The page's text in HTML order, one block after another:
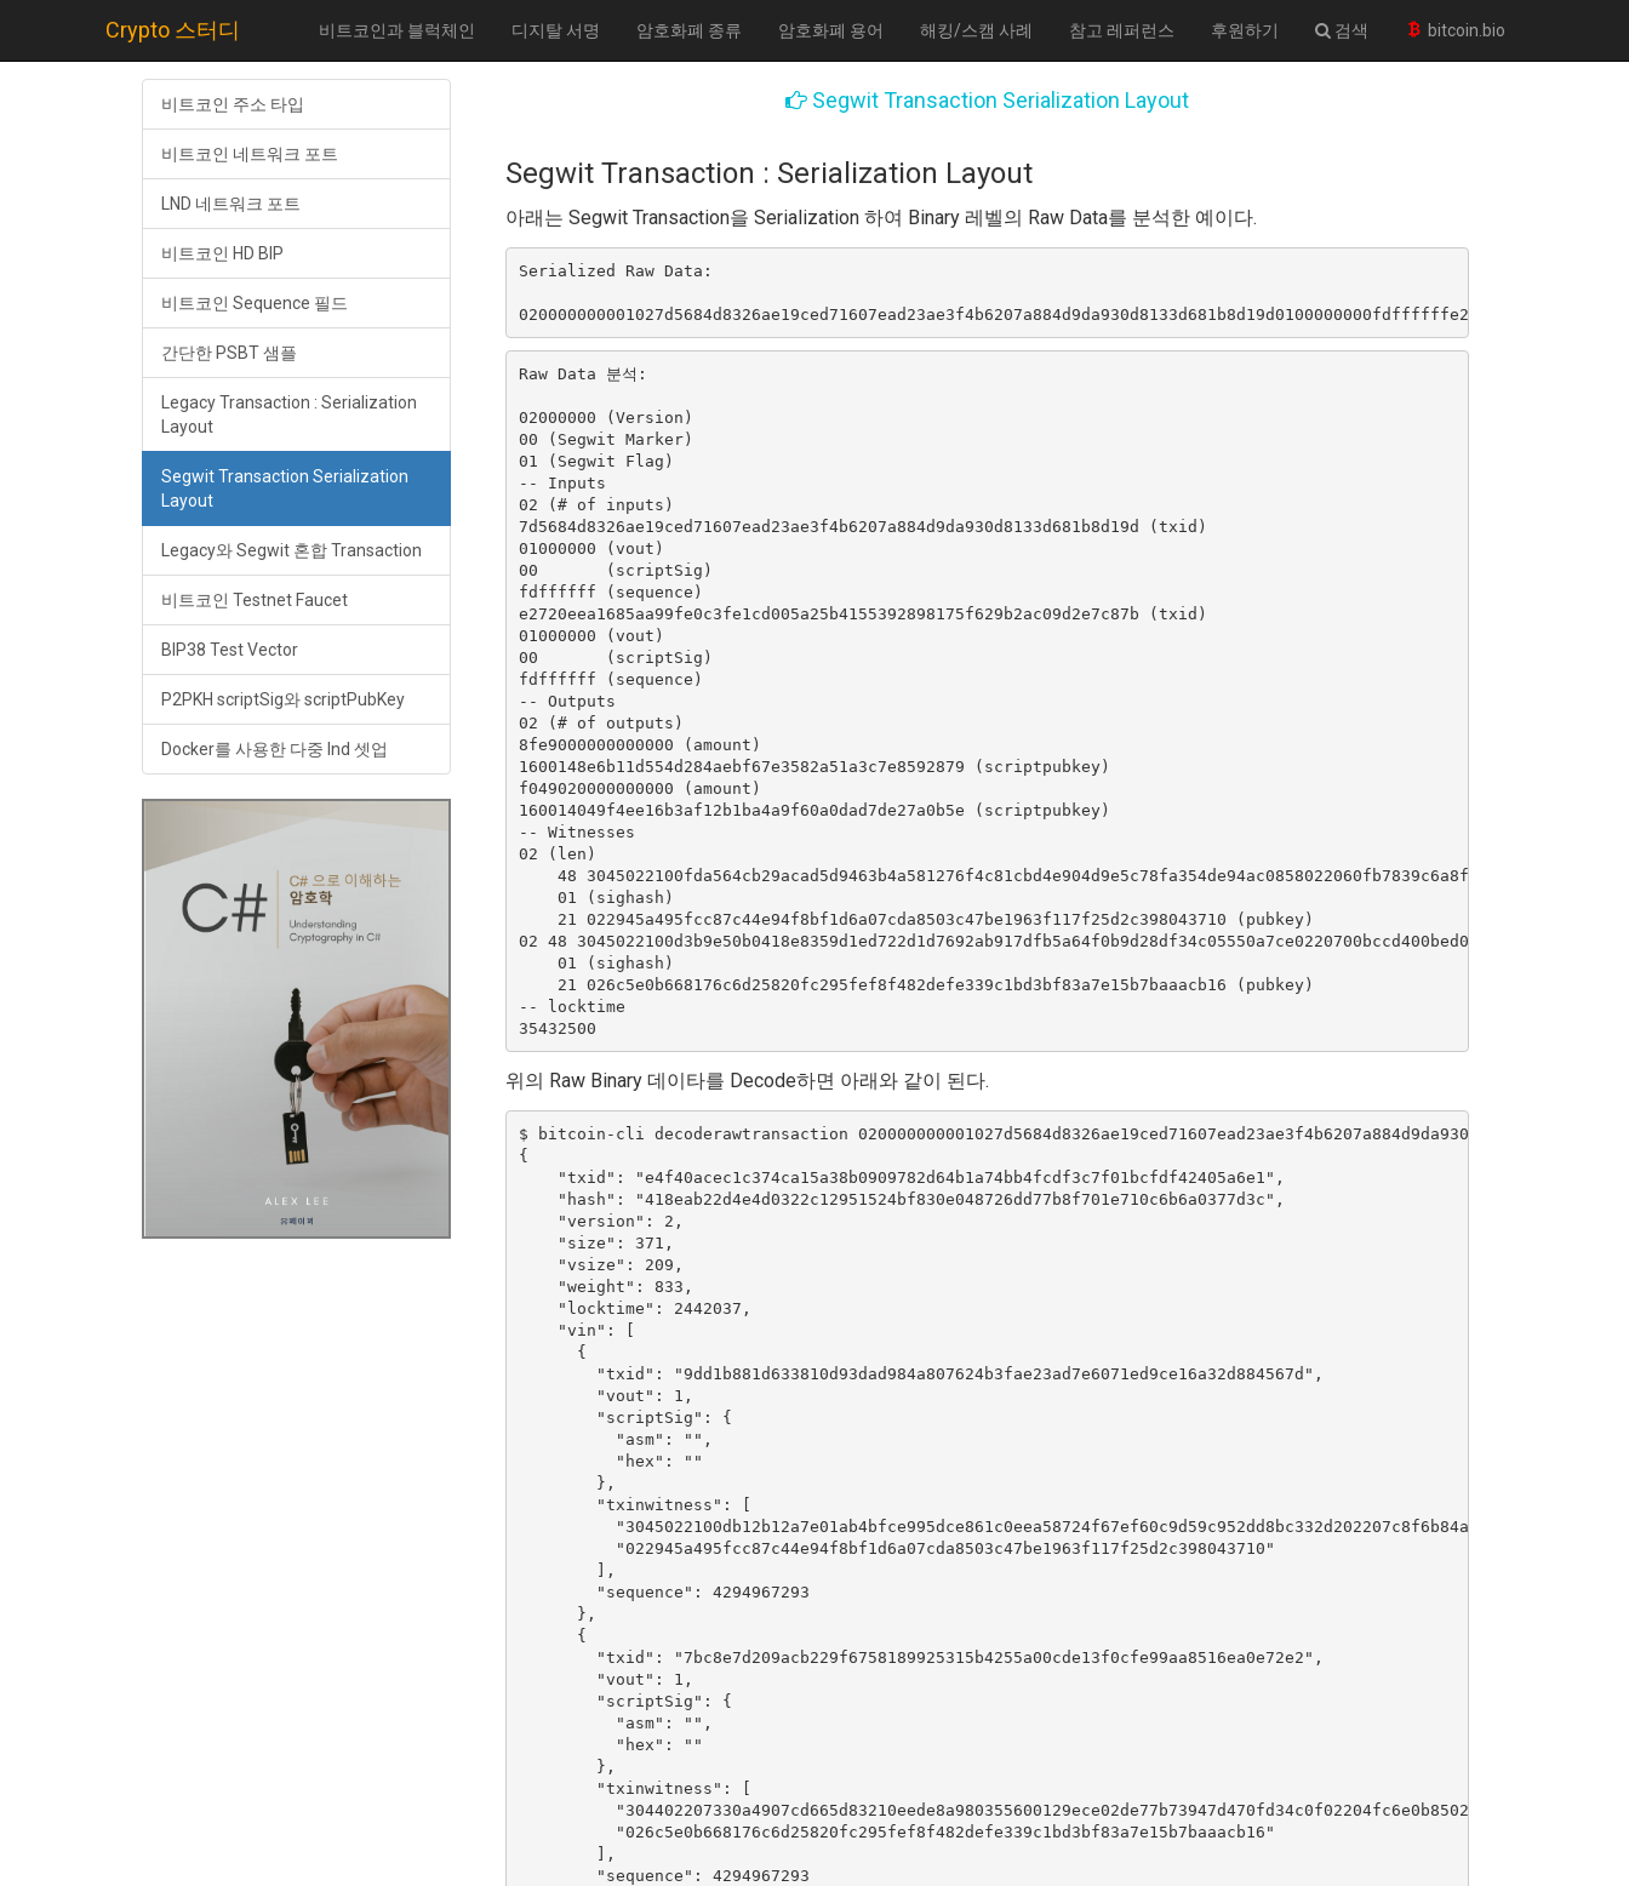
Crypto 스터디 비트코인과 블럭체인 디지탈 서명 암호화폐 종류 암호화폐 용어 해킹/스캠 사례 참고 레퍼런스 후원하기 검색 bitcoin.bio
비트코인 주소 타입
비트코인 네트워크 포트
LND 네트워크 포트
비트코인 HD BIP
비트코인 Sequence 필드
간단한 PSBT 샘플
Legacy Transaction : Serialization
Layout
Segwit Transaction Serialization
Layout
Legacy와 Segwit 혼합 Transaction
비트코인 Testnet Faucet
BIP38 Test Vector
P2PKH scriptSig와 scriptPubKey
Docker를 사용한 다중 lnd 셋업
Segwit Transaction Serialization Layout
Segwit Transaction : Serialization Layout
아래는 Segwit Transaction을 Serialization 하여 Binary 레벨의 Raw Data를 분석한 예이다.
Serialized Raw Data:
Raw Data 분석:
02000000 (Version)
00 (Segwit Marker)
01 (Segwit Flag)
-- Inputs
02 (# of inputs)
7d5684d8326ae19ced71607ead23ae3f4b6207a884d9da930d8133d681b8d19d (txid)
01000000 (vout)
00       (scriptSig)
fdffffff (sequence)
e2720eea1685aa99fe0c3fe1cd005a25b4155392898175f629b2ac09d2e7c87b (txid)
01000000 (vout)
00       (scriptSig)
fdffffff (sequence)
-- Outputs
02 (# of outputs)
8fe9000000000000 (amount)
1600148e6b11d554d284aebf67e3582a51a3c7e8592879 (scriptpubkey)
f049020000000000 (amount)
160014049f4ee16b3af12b1ba4a9f60a0dad7de27a0b5e (scriptpubkey)
-- Witnesses
02 (len)
48
    01 (sighash)
    21 022945a495fcc87c44e94f8bf1d6a07cda8503c47be1963f117f25d2c398043710 (pubkey)
02 48
    01 (sighash)
    21 026c5e0b668176c6d25820fc295fef8f482defe339c1bd3bf83a7e15b7baaacb16 (pubkey)
-- locktime
위의 Raw Binary 데이타를 Decode하면 아래와 같이 된다.
$ bitcoin-cli decoderawtransaction
{
    "txid": "e4f40acec1c374ca15a38b0909782d64b1a74bb4fcdf3c7f01bcfdf42405a6e1",
    "hash": "418eab22d4e4d0322c12951524bf830e048726dd77b8f701e710c6b6a0377d3c",
    "version": 2,
    "size": 371,
    "vsize": 209,
    "weight": 833,
    "locktime": 2442037,
    "vin": [
      {
        "txid": "9dd1b881d633810d93dad984a807624b3fae23ad7e6071ed9ce16a32d884567d",
        "vout": 1,
        "scriptSig": {
          "asm": "",
          "hex": ""
        },
        "txinwitness": [
          "022945a495fcc87c44e94f8bf1d6a07cda8503c47be1963f117f25d2c398043710"
        ],
        "sequence": 4294967293
      },
      {
        "txid": "7bc8e7d209acb229f6758189925315b4255a00cde13f0cfe99aa8516ea0e72e2",
        "vout": 1,
        "scriptSig": {
          "asm": "",
          "hex": ""
        },
        "txinwitness": [
          "026c5e0b668176c6d25820fc295fef8f482defe339c1bd3bf83a7e15b7baaacb16"
        ],
        "sequence": 4294967293